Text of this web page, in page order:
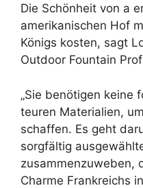
Die Schönheit von a
amerikanischen Hof
Königs kosten, sagt
Outdoor Fountain
„Sie benötigen keine
teuren Materialien,
schaffen. Es geht
sorgfältig
zusammenzuweben,
Charme Frankreichs